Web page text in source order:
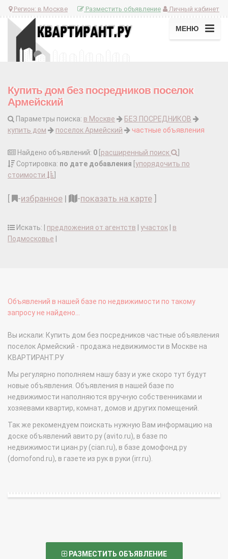
Регион: в Москве Личный кабинет
Разместить объявление
МЕНЮ
Купить дом без посредников поселок
Армейский
Параметры поиска: в Москве
БЕЗ ПОСРЕДНИКОВ
купить дом
поселок Армейский частные объявления
Найдено объявлений: 0 расширенный поиск
Сортировка: по дате добавления упорядочить по
стоимости
-избранное | -показать на карте
Искать: | предложения от агентств участок
в
Подмосковье
Объявлений в нашей базе по недвижимости по такому
запросу не найдено...
Вы искали: Купить дом без посредников частные объявления
поселок Армейский - продажа недвижимости в Москве на
КВАРТИРАНТ.РУ
Мы регулярно пополняем нашу базу и уже скоро тут будут
новые объявления. Объявления в нашей базе по
недвижимости наполняются вручную собственниками и
хозяевами квартир, комнат, домов и других помещений.
Так же рекомендуем поискать нужную Вам информацию на
доске объявлений авито.ру (avito.ru), в базе по
недвижимости циан.ру (cian.ru), в базе домофонд.ру
(domofond.ru), в газете из рук в руки (irr.ru).
РАЗМЕСТИТЬ ОБЪЯВЛЕНИЕ